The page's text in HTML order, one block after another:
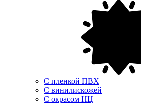
С пленкой ПВХ
С винилискожей
С окрасом НЦ